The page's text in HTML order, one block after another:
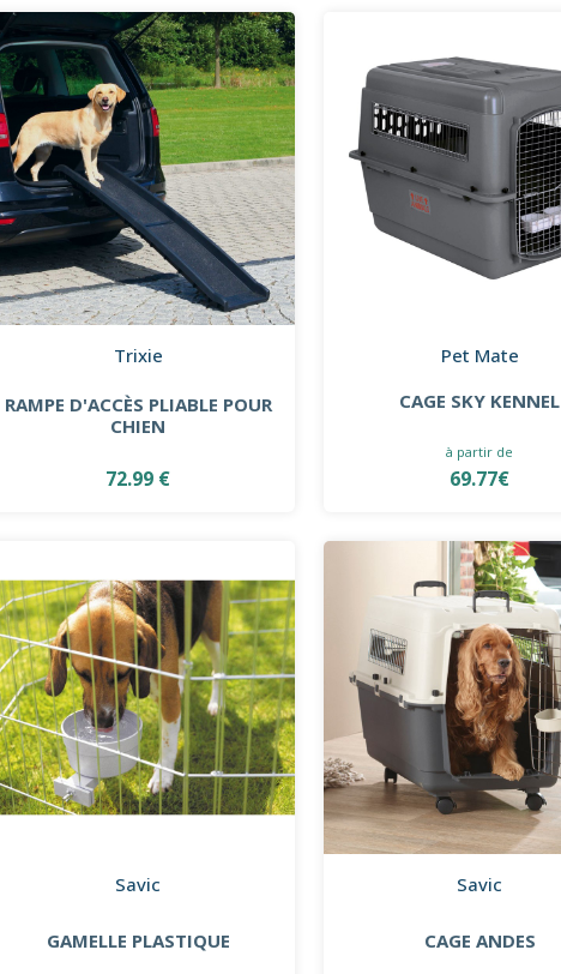
Trixie
RAMPE D'ACCÈS PLIABLE POUR
CHIEN
72.99 €
Pet Mate
CAGE SKY KENNEL
à partir de
69.77€
Savic
GAMELLE PLASTIQUE
Savic
CAGE ANDES